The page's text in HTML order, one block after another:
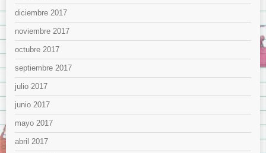
diciembre 2017
noviembre 2017
octubre 2017
septiembre 2017
julio 2017
junio 2017
mayo 2017
abril 2017